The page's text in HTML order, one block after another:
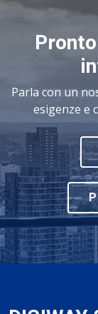
Parla con un
esigenze e